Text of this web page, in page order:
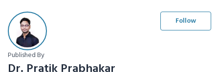
Published By
Follow